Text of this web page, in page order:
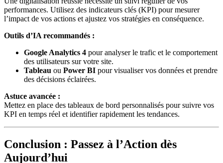
performances. Utilisez des indicateurs clés (KPI) pour mesurer
l’impact de vos actions et ajustez vos stratégies en conséquence.
Outils d’IA recommandés :
Google Analytics 4 pour analyser le trafic et le comportement
des utilisateurs sur votre site.
Tableau ou Power BI pour visualiser vos données et prendre
des décisions éclairées.
Astuce avancée :
Mettez en place des tableaux de bord personnalisés pour suivre vos
KPI en temps réel et identifier rapidement les tendances.
Conclusion : Passez à l’Action dès
Aujourd’hui